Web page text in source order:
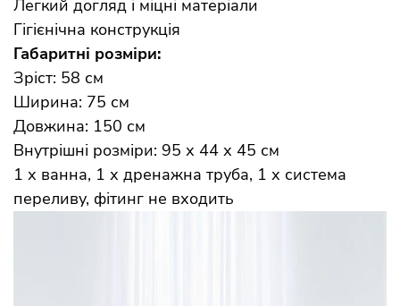
Легкий догляд і міцні матеріали
Гігієнічна конструкція
Габаритні розміри:
Зріст: 58 см
Ширина: 75 см
Довжина: 150 см
Внутрішні розміри: 95 х 44 х 45 см
1 х ванна, 1 х дренажна труба, 1 х система
переливу, фітинг не входить